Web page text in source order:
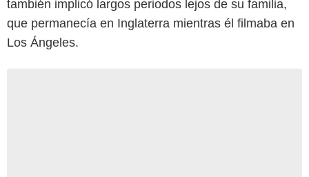
también implicó largos periodos lejos de su familia,
que permanecía en Inglaterra mientras él filmaba en
Los Ángeles.